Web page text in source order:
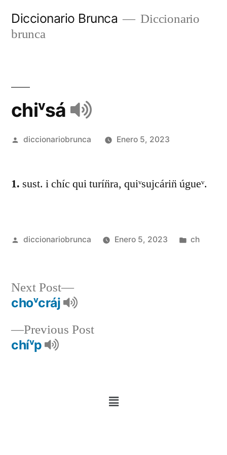
Diccionario Brunca
Diccionario
brunca
chiᵛsá
diccionariobrunca Enero 5, 2023
1. sust. i chíc qui turín̈ra, quiᵛsujcárin̈ úgueᵛ.
diccionariobrunca Enero 5, 2023 ch
Previous Post
chíᵛp
Next Post
choᵛcráj